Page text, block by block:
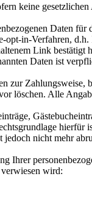
keine
Daten
in-Verfahren,
Link bestätigt
Daten ist
zur
löschen. Alle
nicht mehr
Ihrer
wird: